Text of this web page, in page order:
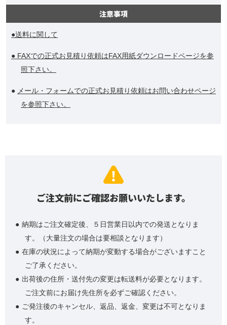
注意事項
●送料に関して
● FAXでの正式お見積り依頼はFAX用紙ダウンロードページを参
照下さい。
● メール・フォームでの正式お見積り依頼はお問い合わせページ
を参照下さい。
ご注文前にご確認お願いいたします。
納期はご注文確定後、５日営業日以内での発送となりま
す。（大量注文の場合は要相談となります）
在庫の状況によって納期が変動する場合がございますこと
ご了承ください。
出荷後の住所・送付先の変更は転送料が必要となります。
ご注文前にお届け先住所を必ずご確認ください。
ご発注後のキャンセル、返品、返金、変更は不可となりま
す。